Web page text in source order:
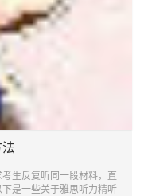
生反复听同一段材料，直
是一些关于雅思听力精听